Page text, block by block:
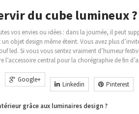
du cube lumineux ?
vos envies ou idées : dans la journée, il peut
objet design même éteint. Vous avez plus
led. Si vous vous sentez vraiment d’humeur
l’accessoire central pour la chorégraphie de fin
Google+
Linkedin Pinterest
grâce aux luminaires design ?